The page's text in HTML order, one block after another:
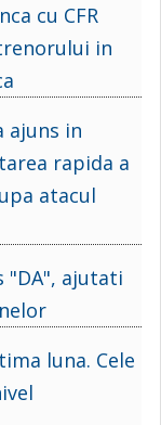
cu CFR
in
ajuns in
rapida a
atacul
"DA", ajutati
luna. Cele